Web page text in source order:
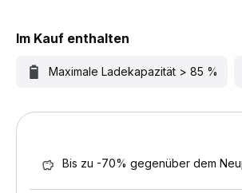
Im Kauf enthalten
Maximale Ladekapazität > 85 %
Bis zu -70% gegenüber dem